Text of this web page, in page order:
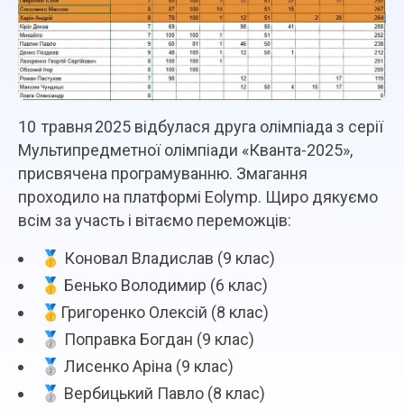
10 травня 2025 відбулася друга олімпіада з серії
Мультипредметної олімпіади «Кванта‑2025»,
присвячена програмуванню. Змагання
проходило на платформі Eolymp. Щиро дякуємо
всім за участь і вітаємо переможців:
🥇 Коновал Владислав (9 клас)
🥇 Бенько Володимир (6 клас)
🥇Григоренко Олексій (8 клас)
🥈 Поправка Богдан (9 клас)
🥈 Лисенко Аріна (9 клас)
🥈 Вербицький Павло (8 клас)